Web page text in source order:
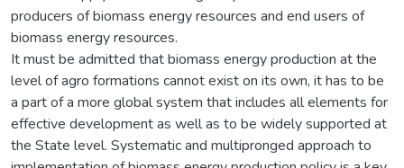
producers of biomass energy resources and end users of
biomass energy resources.
It must be admitted that biomass energy production at the
level of agro formations cannot exist on its own, it has to be
a part of a more global system that includes all elements for
effective development as well as to be widely supported at
the State level. Systematic and multipronged approach to